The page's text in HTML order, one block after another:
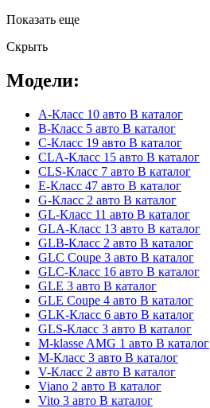
Показать еще
Скрыть
Модели:
A-Класс 10 авто В каталог
B-Класс 5 авто В каталог
C-Класс 19 авто В каталог
CLA-Класс 15 авто В каталог
CLS-Класс 7 авто В каталог
E-Класс 47 авто В каталог
G-Класс 2 авто В каталог
GL-Класс 11 авто В каталог
GLA-Класс 13 авто В каталог
GLB-Класс 2 авто В каталог
GLC Coupe 3 авто В каталог
GLC-Класс 16 авто В каталог
GLE 3 авто В каталог
GLE Coupe 4 авто В каталог
GLK-Класс 6 авто В каталог
GLS-Класс 3 авто В каталог
M-klasse AMG 1 авто В каталог
M-Класс 3 авто В каталог
V-Класс 2 авто В каталог
Viano 2 авто В каталог
Vito 3 авто В каталог